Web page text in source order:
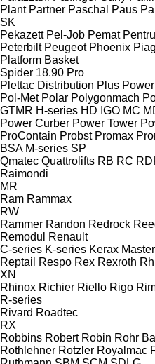
Plant Partner Paschal Paus
SK
Pekazett Pel-Job Pemat
Peterbilt Peugeot Phoenix
Platform Basket
Spider 18.90 Pro
Plettac Distribution Plus Power
Pol-Met Polar Polygonmach
GTMR H-series HD IGO MC
Power Curber Power Tower
ProContain Probst Promax
BSA M-series SP
Qmatec Quattrolifts RB RC
Raimondi
MR
Ram Rammax
RW
Rammer Randon Redrock
Remodul
Renault
C-series K-series Kerax Master
Reptail
Respo Rex Rexroth
XN
Rhinox Richier Riello Rigo
R-series
Rivard Roadtec
RX
Robbins Robert Robin Rohr
Rothlehner Rotzler Royalmac